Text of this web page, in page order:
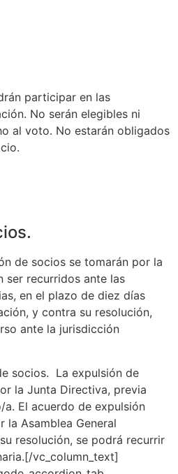
participar en las
No serán elegibles ni
al voto. No estarán obligados
de socios se tomarán por la
ser recurridos ante las
en el plazo de diez días
y contra su resolución,
ante la jurisdicción
socios. La expulsión de
la Junta Directiva, previa
El acuerdo de expulsión
la Asamblea General
resolución, se podrá recurrir
vc_column_text]